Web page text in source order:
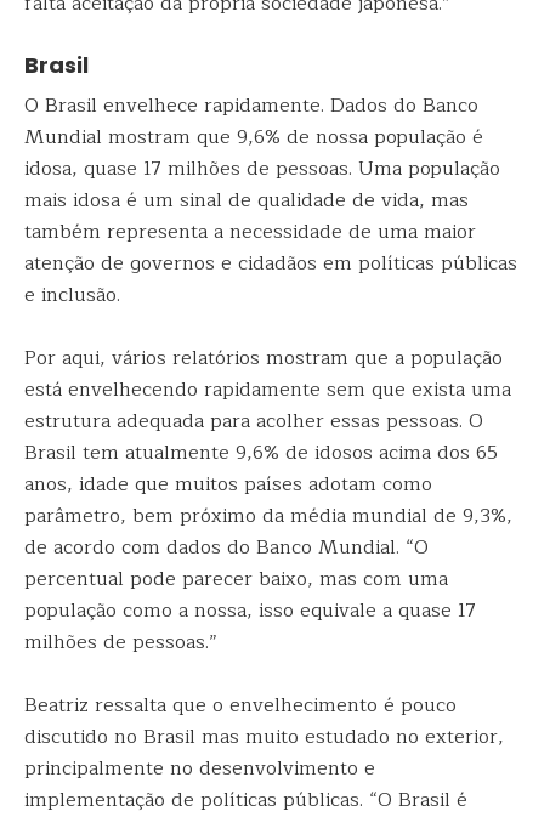
Brasil
O Brasil envelhece rapidamente. Dados do Banco
Mundial mostram que 9,6% de nossa população é
idosa, quase 17 milhões de pessoas. Uma população
mais idosa é um sinal de qualidade de vida, mas
também representa a necessidade de uma maior
atenção de governos e cidadãos em políticas públicas
e inclusão.
Por aqui, vários relatórios mostram que a população
está envelhecendo rapidamente sem que exista uma
estrutura adequada para acolher essas pessoas. O
Brasil tem atualmente 9,6% de idosos acima dos 65
anos, idade que muitos países adotam como
parâmetro, bem próximo da média mundial de 9,3%,
de acordo com dados do Banco Mundial. “O
percentual pode parecer baixo, mas com uma
população como a nossa, isso equivale a quase 17
milhões de pessoas.”
Beatriz ressalta que o envelhecimento é pouco
discutido no Brasil mas muito estudado no exterior,
principalmente no desenvolvimento e
implementação de políticas públicas. “O Brasil é